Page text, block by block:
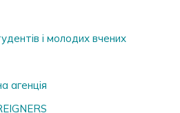
і молодих вчених
агенція